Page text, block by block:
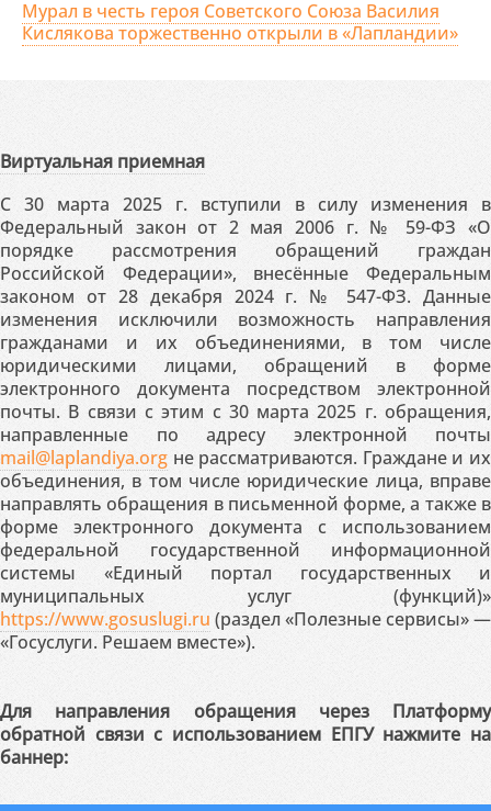
Мурал в честь героя Советского Союза Василия
Кислякова торжественно открыли в «Лапландии»
Виртуальная приемная
С 30 марта 2025 г. вступили в силу изменения в
Федеральный закон от 2 мая 2006 г. № 59-ФЗ «О
порядке рассмотрения обращений граждан
Российской Федерации», внесённые Федеральным
законом от 28 декабря 2024 г. № 547-ФЗ. Данные
изменения исключили возможность направления
гражданами и их объединениями, в том числе
юридическими лицами, обращений в форме
электронного документа посредством электронной
почты. В связи с этим с 30 марта 2025 г. обращения,
направленные по адресу электронной почты
mail@laplandiya.org не рассматриваются. Граждане и их
объединения, в том числе юридические лица, вправе
направлять обращения в письменной форме, а также в
форме электронного документа с использованием
федеральной государственной информационной
системы «Единый портал государственных и
муниципальных услуг (функций)»
https://www.gosuslugi.ru (раздел «Полезные сервисы» —
«Госуслуги. Решаем вместе»).
Для направления обращения через Платформу
обратной связи с использованием ЕПГУ нажмите на
баннер: